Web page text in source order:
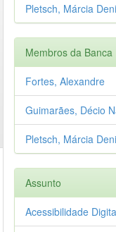
Pletsch, Márcia
Membros da Banca
Fortes, Alexandre
Guimarães, Décio
Pletsch, Márcia
Assunto
Acessibilidade